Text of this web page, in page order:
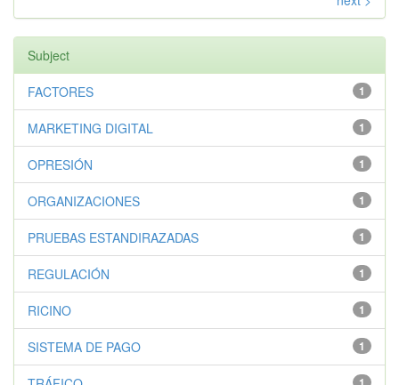
Subject
1
FACTORES
1
MARKETING DIGITAL
1
OPRESIÓN
1
ORGANIZACIONES
1
PRUEBAS ESTANDIRAZADAS
1
REGULACIÓN
1
RICINO
1
SISTEMA DE PAGO